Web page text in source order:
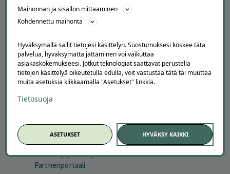
Usein kysytyt kysymykset
Suosittele Offerillaa
TUTUSTU MEIHIN
Tietoa meistä
Ajankohtaista
Tilaa uutiskirje
Offerilla mediassa
YRITYKSILLE
Markkinoi Offerillassa
Vaikuttajayhteistyö
Partneriportaali
Mainonnan ja sisällön mittaaminen
Kohdennettu mainonta
Hyväksymällä sallit tietojesi käsittelyn. Suostumuksesi koskee tätä
palvelua, hyväksymättä jättäminen voi vaikuttaa
asiakaskokemukseesi. Jotkut teknologiat saattavat perustella
tietojen käsittelyä oikeutetulla edulla, voit vastustaa tätä tai muuttaa
muita asetuksia klikkaamalla "Asetukset" linkkiä.
Tietosuoja
ASETUKSET HYVÄKSY KAIKKI